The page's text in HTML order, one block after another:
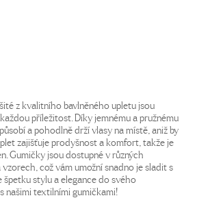
z kvalitního bavlněného upletu jsou
příležitost. Díky jemnému a pružnému
a pohodlně drží vlasy na místě, aniž by
zajišťuje prodyšnost a komfort, takže je
Gumičky jsou dostupné v různých
což vám umožní snadno je sladit s
stylu a elegance do svého
našimi textilními gumičkami!